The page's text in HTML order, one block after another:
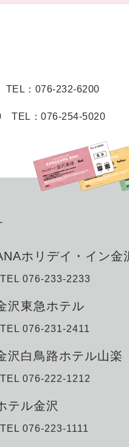
TEL： 076-232-6200
TEL： 076-254-5020
ホリデイ・イン金
TEL 076-233-2233
沢東急ホテル
TEL 076-231-2411
沢白鳥路ホテル山楽
TEL 076-222-1212
テル金沢
TEL 076-223-1111